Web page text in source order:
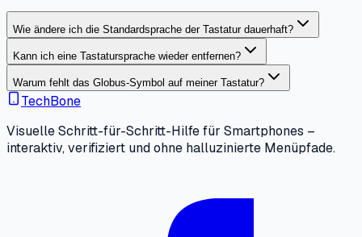
Wie ändere ich die Standardsprache der Tastatur dauerhaft?
Kann ich eine Tastatursprache wieder entfernen?
Warum fehlt das Globus-Symbol auf meiner Tastatur?
TechBone
Visuelle Schritt-für-Schritt-Hilfe für Smartphones –
interaktiv, verifiziert und ohne halluzinierte Menüpfade.